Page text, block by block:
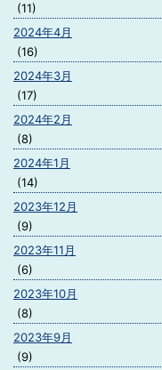
(11)
2024年4月
(16)
2024年3月
(17)
2024年2月
(8)
2024年1月
(14)
2023年12月
(9)
2023年11月
(6)
2023年10月
(8)
2023年9月
(9)